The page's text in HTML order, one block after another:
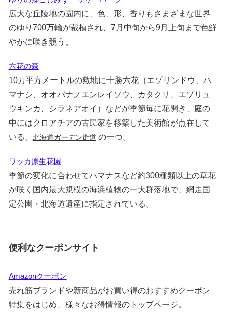
広大な丘陵地の園内に、色、形、香りもさまざまな世界
のゆり700万輪が裁植され、7月中旬から9月上旬まで色鮮
やかに咲き競う。
六花の森
10万平方メートルの敷地に十勝六花（エゾリンドウ、ハ
マナシ、オオバナノエンレイソウ、カタクリ、エゾリュ
ウキンカ、シラネアオイ）などが季節毎に花開き、庭の
中にはクロアチアの古民家を移築した美術館が点在して
いる。 北海道ガーデン街道 の一つ。
ワッカ原生花園
季節の変化に合わせてハマナスなど約300種類以上の草花
が咲く国内最大規模の海浜植物の一大群落地で、網走国
定公園・北海道遺産に指定されている。
便利なクーポンサイト
Amazonクーポン
売れ筋ブランドや新商品がお買い得のおすすめクーポン
特集をはじめ、様々なお得情報のトップページ。